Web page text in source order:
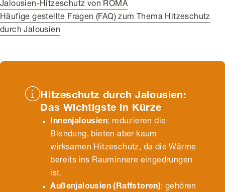
Jalousien-Hitzeschutz von ROMA
Häufige gestellte Fragen (FAQ) zum Thema Hitzeschutz
durch Jalousien
Hitzeschutz durch Jalousien:
Das Wichtigste in Kürze
Innenjalousien: reduzieren die
Blendung, bieten aber kaum
wirksamen Hitzeschutz, da die Wärme
bereits ins Rauminnere eingedrungen
ist.
Außenjalousien (Raffstoren): gehören